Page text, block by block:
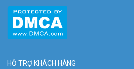
HỖ TRỢ KHÁCH HÀNG